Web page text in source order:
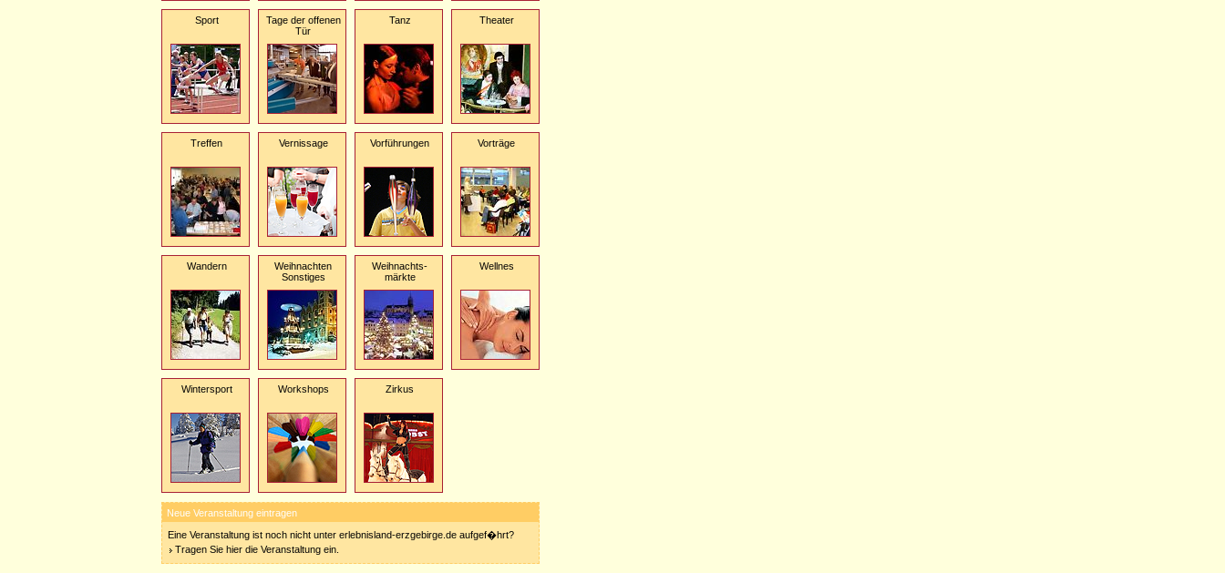
Sport
Tage der offenen
Tür
Tanz Theater
Treffen Vernissage Vorführungen Vorträge
Wandern
Weihnachten
Sonstiges
Weihnachts-
märkte
Wellnes
Wintersport Workshops Zirkus
Neue Veranstaltung eintragen
Eine Veranstaltung ist noch nicht unter erlebnisland-erzgebirge.de aufgef�hrt?
Tragen Sie hier die Veranstaltung ein.